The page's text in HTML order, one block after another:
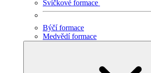
Svíčkové formace
Býčí formace
Medvědí formace